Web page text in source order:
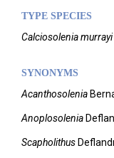
TYPE SPECIES
Calciosolenia murrayi
SYNONYMS
Acanthosolenia
Anoplosolenia
Scapholithus